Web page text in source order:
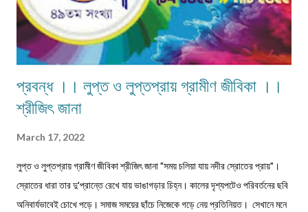
প্রবন্ধ ।। লুপ্ত ও লুপ্তপ্রায় গ্রামীণ জীবিকা ।।
শ্রীজিৎ জানা
March 17, 2022
লুপ্ত ও লুপ্তপ্রায় গ্রামীণ জীবিকা শ্রীজিৎ জানা "সময় চলিয়া যায় নদীর স্রোতের প্রায়"।
স্রোতের ধারা তার দু'প্রান্তে রেখে যায় ভাঙাগড়ার চিহ্ন। কালের দৃশ্যপটেও পরিবর্তনের ছবি
অনিবার্যভাবেই চোখে পড়ে। সমাজ সময়ের ছাঁচে নিজেকে গড়ে নেয় প্রতিনিয়ত। সেখানে মনে